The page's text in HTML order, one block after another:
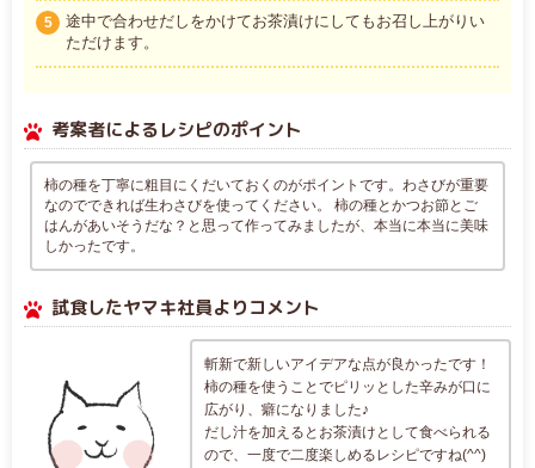
5
途中で合わせだしをかけてお茶漬けにしてもお召し上がりい
ただけます。
考案者によるレシピのポイント
柿の種を丁寧に粗目にくだいておくのがポイントです。わさびが重要
なのでできれば生わさびを使ってください。 柿の種とかつお節とご
はんがあいそうだな？と思って作ってみましたが、本当に本当に美味
しかったです。
試食したヤマキ社員よりコメント
斬新で新しいアイデアな点が良かったです！
柿の種を使うことでピリッとした辛みが口に
広がり、癖になりました♪
だし汁を加えるとお茶漬けとして食べられる
ので、一度で二度楽しめるレシピですね(^^)